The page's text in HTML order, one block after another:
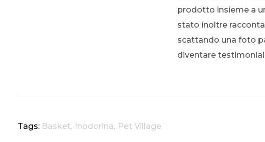
prodotto insieme a
stato inoltre
scattando una foto
diventare testimonial
Tags: Basket, Inodorina, Pet Village